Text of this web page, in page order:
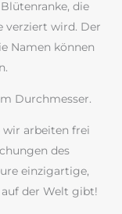
die
verziert wird. Der
Namen können
Durchmesser.
wir arbeiten frei
des
einzigartige,
der Welt gibt!